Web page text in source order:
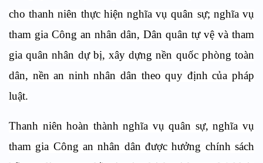
cho thanh niên thực hiện nghĩa vụ quân sự; nghĩa vụ
tham gia Công an nhân dân, Dân quân tự vệ và tham
gia quân nhân dự bị, xây dựng nền quốc phòng toàn
dân, nền an ninh nhân dân theo quy định của pháp
luật.
Thanh niên hoàn thành nghĩa vụ quân sự, nghĩa vụ
tham gia Công an nhân dân được hưởng chính sách